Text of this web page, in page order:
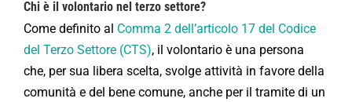
Chi è il volontario nel terzo settore?
Come definito al Comma 2 dell’articolo 17 del Codice
del Terzo Settore (CTS), il volontario è una persona
che, per sua libera scelta, svolge attività in favore della
comunità e del bene comune, anche per il tramite di un